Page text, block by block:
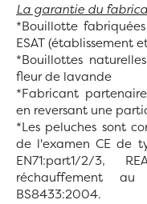
La garantie du
*Bouillotte
ESAT (établissement
*Bouillottes
fleur de lavande
*Fabricant
en reversant une
*Les peluches sont
de l'examen CE de
EN71:part1/2/3,
réchauffement au
BS8433:2004.